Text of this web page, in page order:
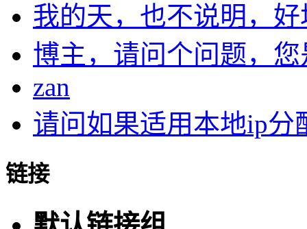
我的天，也不说明，好
博主，请问个问题，您
zan
请问如果适用本地ip分
链接